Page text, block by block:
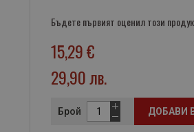
Бъдете първият оценил този
15,29 €
29,90 лв.
Брой ДОБАВИ